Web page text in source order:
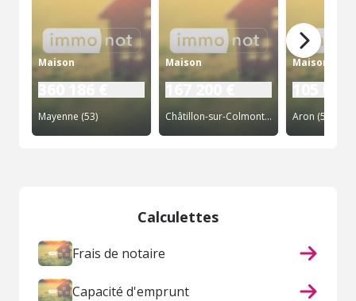
Maison
360 186 €
Mayenne (53)
Maison
167 200 €
Châtillon-sur-Colmont (53)
Maison
105 000
Aron (53)
Calculettes
Frais de notaire
Capacité d'emprunt